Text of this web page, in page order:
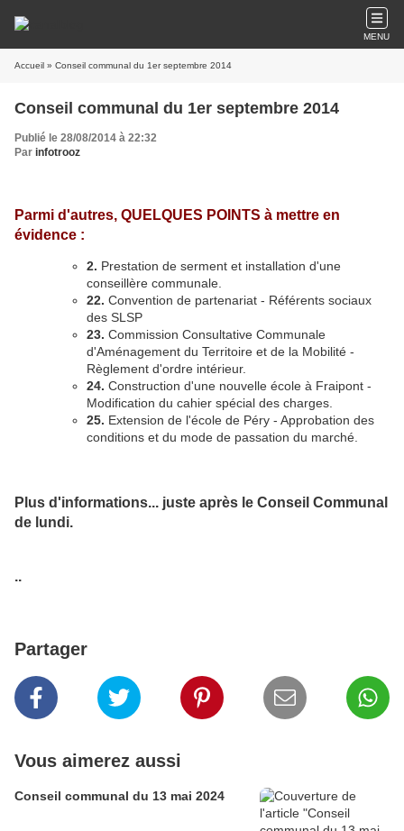
MENU
Accueil » Conseil communal du 1er septembre 2014
Conseil communal du 1er septembre 2014
Publié le 28/08/2014 à 22:32
Par infotrooz
Parmi d'autres, QUELQUES POINTS à mettre en
évidence :
2. Prestation de serment et installation d'une
conseillère communale.
22. Convention de partenariat - Référents sociaux
des SLSP
23. Commission Consultative Communale
d'Aménagement du Territoire et de la Mobilité -
Règlement d'ordre intérieur.
24. Construction d'une nouvelle école à Fraipont -
Modification du cahier spécial des charges.
25. Extension de l'école de Péry - Approbation des
conditions et du mode de passation du marché.
Plus d'informations... juste après le Conseil Communal
de lundi.
..
Partager
Vous aimerez aussi
Conseil communal du 13 mai 2024